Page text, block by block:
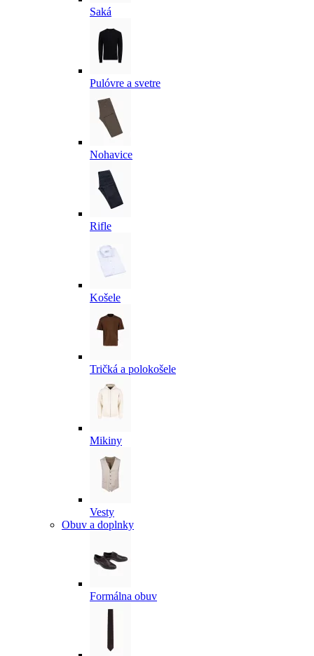
Saká
Pulóvre a svetre
Nohavice
Rifle
Košele
Tričká a polokošele
Mikiny
Vesty
Obuv a doplnky
Formálna obuv